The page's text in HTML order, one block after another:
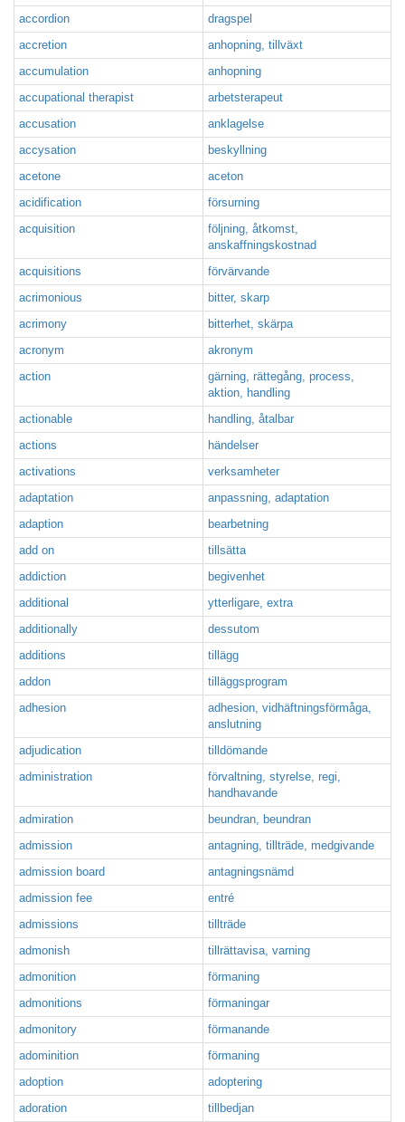
accordion
dragspel
accretion
anhopning, tillväxt
accumulation
anhopning
accupational therapist
arbetsterapeut
accusation
anklagelse
accysation
beskyllning
acetone
aceton
acidification
försurning
acquisition
följning, åtkomst,
anskaffningskostnad
acquisitions
förvärvande
acrimonious
bitter, skarp
acrimony
bitterhet, skärpa
acronym
akronym
action
gärning, rättegång, process,
aktion, handling
actionable
handling, åtalbar
actions
händelser
activations
verksamheter
adaptation
anpassning, adaptation
adaption
bearbetning
add on
tillsätta
addiction
begivenhet
additional
ytterligare, extra
additionally
dessutom
additions
tillägg
addon
tilläggsprogram
adhesion
adhesion, vidhäftningsförmåga,
anslutning
adjudication
tilldömande
administration
förvaltning, styrelse, regi,
handhavande
admiration
beundran, beundran
admission
antagning, tillträde, medgivande
admission board
antagningsnämd
admission fee
entré
admissions
tillträde
admonish
tillrättavisa, varning
admonition
förmaning
admonitions
förmaningar
admonitory
förmanande
adominition
förmaning
adoption
adoptering
adoration
tillbedjan